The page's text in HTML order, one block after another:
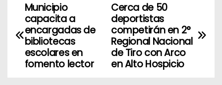
N
a
Cerca de 50
deportistas
competirán en 2°
Regional Nacional
de Tiro con Arco
en Alto Hospicio
Municipio
capacita a
encargadas de
bibliotecas
escolares en
fomento lector